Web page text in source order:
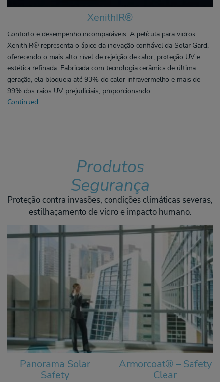
XenithIR®
Conforto e desempenho incomparáveis. A película para vidros
XenithIR® representa o ápice da inovação confiável da Solar Gard,
oferecendo o mais alto nível de rejeição de calor, proteção UV e
estética refinada. Fabricada com tecnologia cerâmica de última
geração, ela bloqueia até 93% do calor infravermelho e mais de
99% dos raios UV prejudiciais, proporcionando …
Continued
Produtos
Segurança
Proteção contra invasões, condições climáticas severas,
estilhaçamento de vidro e impacto humano.
Panorama Solar
Safety
Armorcoat® – Safety
Clear